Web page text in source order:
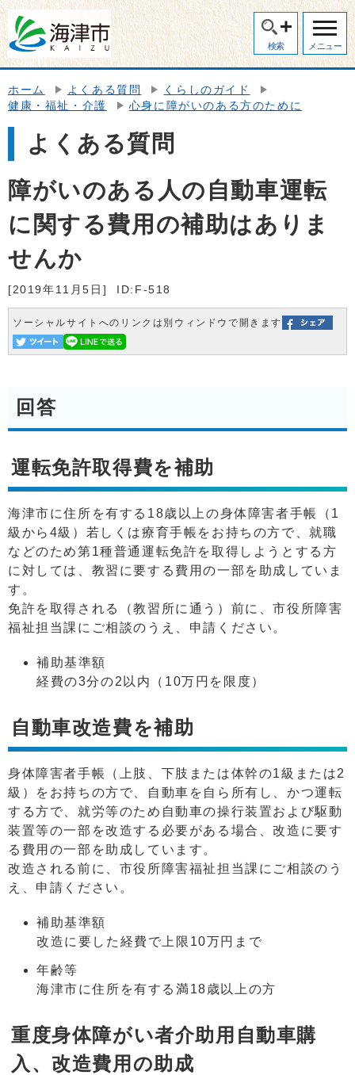
検索 メニュー
ホーム よくある質問
くらしのガイド
健康・福祉・介護
心身に障がいのある方のために
よくある質問
障がいのある人の自動車運転
に関する費用の補助はありま
せんか
[2019年11月5日] ID:F-518
ソーシャルサイトへのリンクは別ウィンドウで開きます
回答
運転免許取得費を補助
海津市に住所を有する18歳以上の身体障害者手帳（1
級から4級）若しくは療育手帳をお持ちの方で、就職
などのため第1種普通運転免許を取得しようとする方
に対しては、教習に要する費用の一部を助成していま
す。
免許を取得される（教習所に通う）前に、市役所障害
福祉担当課にご相談のうえ、申請ください。
補助基準額
経費の3分の2以内（10万円を限度）
自動車改造費を補助
身体障害者手帳（上肢、下肢または体幹の1級または2
級）をお持ちの方で、自動車を自ら所有し、かつ運転
する方で、就労等のため自動車の操行装置および駆動
装置等の一部を改造する必要がある場合、改造に要す
る費用の一部を助成しています。
改造される前に、市役所障害福祉担当課にご相談のう
え、申請ください。
補助基準額
改造に要した経費で上限10万円まで
年齢等
海津市に住所を有する満18歳以上の方
重度身体障がい者介助用自動車購
入、改造費用の助成